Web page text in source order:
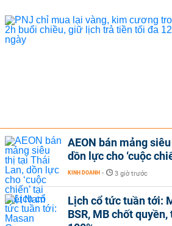
AEON bán mảng
dồn lực cho ‘cuộc
KINH DOANH - 3 giờ trước
Lịch cổ tức tuần tới:
BSR, MB chốt